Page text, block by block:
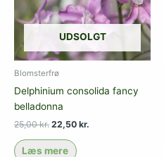
UDSOLGT
Blomsterfrø
Delphinium consolida fancy
belladonna
25,00kr. 22,50 kr.
Læs mere